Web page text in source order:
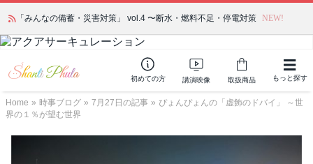
「みんなの備蓄・災害対策」 vol.4 〜断水・燃料不足・停電対策 NEW!
初めての方 講演映像 取扱商品 もっと探す
Home » 時事ブログ » 7月27日の記事 » ぴょんぴょんの「虚飾のドバイ」 ～世
界の１％が望む世界